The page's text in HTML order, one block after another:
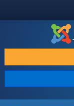
下載 & 擴充
發現 & 學習
社群 & 支援